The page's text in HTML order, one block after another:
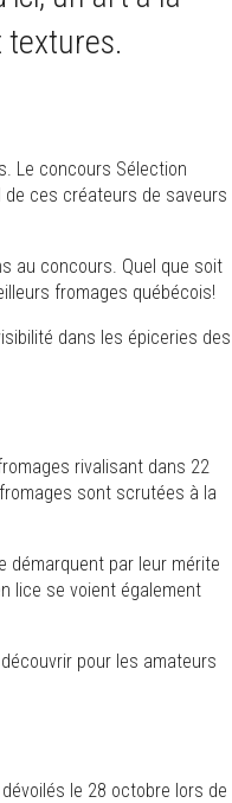
textures.
Le concours Sélection
de ces créateurs de saveurs
au concours. Quel que soit
fromages québécois!
dans les épiceries des
rivalisant dans 22
fromages sont scrutées à la
démarquent par leur mérite
lice se voient également
pour les amateurs
le 28 octobre lors de